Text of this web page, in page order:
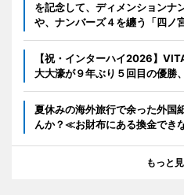
を記念して、ディメンションナ
や、ナンバーズ４を纏う「四ノ
【祝・インターハイ2026】
大大濠が９年ぶり５回目の優勝
夏休みの海外旅行で余った外国
んか？≪お財布にある換金でき
もっと